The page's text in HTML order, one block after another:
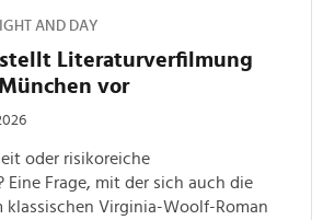
AND DAY
stellt Literaturverfilmung
vor
oder risikoreiche
Eine Frage, mit der sich auch die
klassischen Virginia-Woolf-Roman